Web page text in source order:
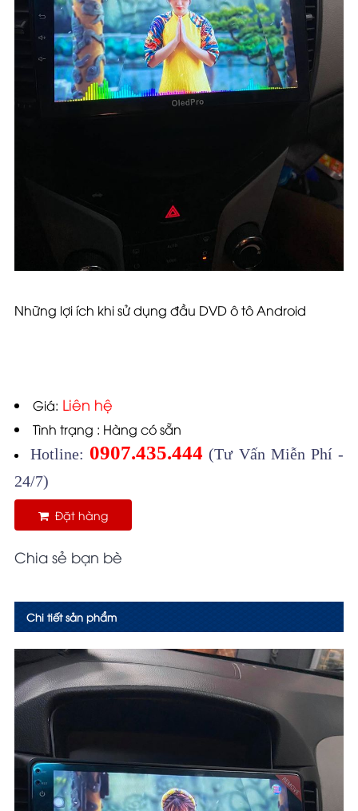
Những lợi ích khi sử dụng đầu DVD ô tô Android
Giá: Liên hệ
Tình trạng : Hàng có sẵn
Hotline: 0907.435.444 (Tư Vấn Miễn Phí -
24/7)
Đặt hàng
Chia sẻ bạn bè
Chi tiết sản phẩm